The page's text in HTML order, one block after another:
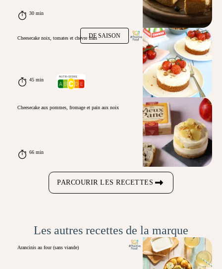
30 min
DE SAISON
Cheesecake noix, tomates et chèvre frais
45 min
Cheesecake aux pommes, fromage et pain aux noix
66 min
PARCOURIR LES RECETTES
Les autres recettes de la marque
Arancinis au four (sans viande)